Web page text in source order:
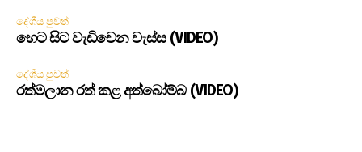
දේශීය පුවත්
හෙට සිට වැඩිවෙන වැස්ස (VIDEO)
දේශීය පුවත්
රත්මලාන රත් කළ අත්බෝම්බ (VIDEO)